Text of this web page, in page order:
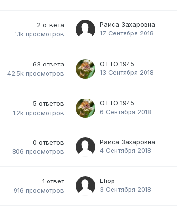
2 ответа
1.1k просмотров
Раиса Захаровна
17 Сентября 2018
63 ответа
42.5k просмотров
ОТТО 1945
13 Сентября 2018
5 ответов
1.2k просмотров
ОТТО 1945
6 Сентября 2018
0 ответов
806 просмотров
Раиса Захаровна
4 Сентября 2018
1 ответ
916 просмотров
Efiop
3 Сентября 2018